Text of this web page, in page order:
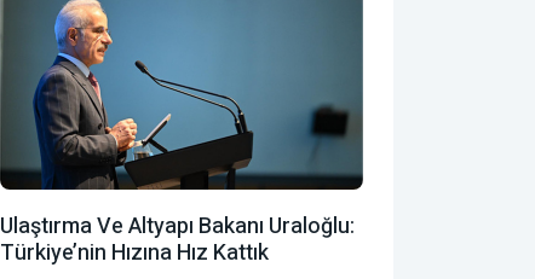
Ulaştırma Ve Altyapı Bakanı Uraloğlu:
Türkiye’nin Hızına Hız Kattık